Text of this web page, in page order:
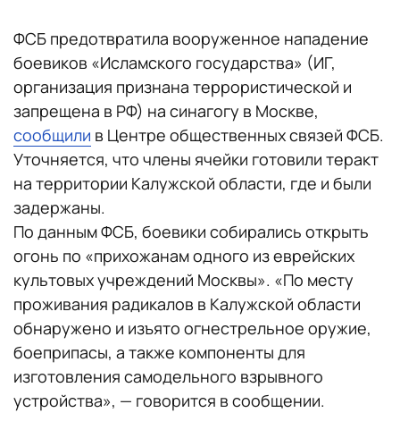
ФСБ предотвратила вооруженное нападение
боевиков «Исламского государства» (ИГ,
организация признана террористической и
запрещена в РФ) на синагогу в Москве,
сообщили в Центре общественных связей ФСБ.
Уточняется, что члены ячейки готовили теракт
на территории Калужской области, где и были
задержаны.
По данным ФСБ, боевики собирались открыть
огонь по «прихожанам одного из еврейских
культовых учреждений Москвы». «По месту
проживания радикалов в Калужской области
обнаружено и изъято огнестрельное оружие,
боеприпасы, а также компоненты для
изготовления самодельного взрывного
устройства», — говорится в сообщении.